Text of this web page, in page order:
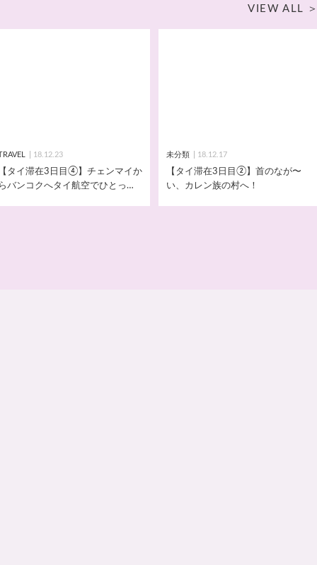
VIEW ALL
18.12.23
タイ滞在3日目④】チェンマイか
バンコクへタイ航空でひとっと
未分類 18.12.17
【タイ滞在3日目②】首のなが〜
い、カレン族の村へ！